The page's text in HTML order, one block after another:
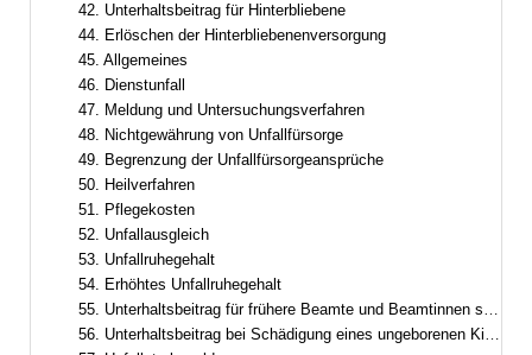
42. Unterhaltsbeitrag für Hinterbliebene
44. Erlöschen der Hinterbliebenenversorgung
45. Allgemeines
46. Dienstunfall
47. Meldung und Untersuchungsverfahren
48. Nichtgewährung von Unfallfürsorge
49. Begrenzung der Unfallfürsorgeansprüche
50. Heilverfahren
51. Pflegekosten
52. Unfallausgleich
53. Unfallruhegehalt
54. Erhöhtes Unfallruhegehalt
55. Unterhaltsbeitrag für frühere Beamte und Beamtinnen sowie frühere Ruhestandsbeamte und Ruhestandsbeamtinnen
56. Unterhaltsbeitrag bei Schädigung eines ungeborenen Kindes